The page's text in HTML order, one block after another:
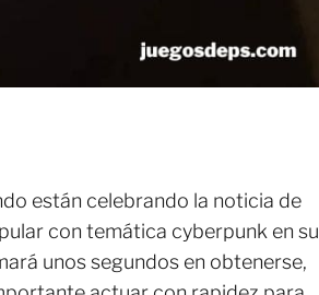
están celebrando la noticia de
con temática cyberpunk en su
unos segundos en obtenerse,